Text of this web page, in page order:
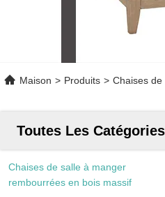
Maison > Produits > Chaises
Toutes Les Catégories
Chaises de salle à manger
rembourrées en bois massif